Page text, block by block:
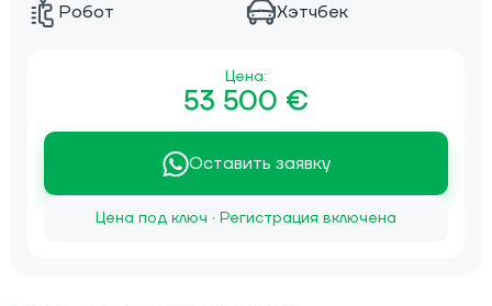
Робот Хэтчбек
Цена:
53 500 €
Оставить заявку
Цена под ключ · Регистрация включена